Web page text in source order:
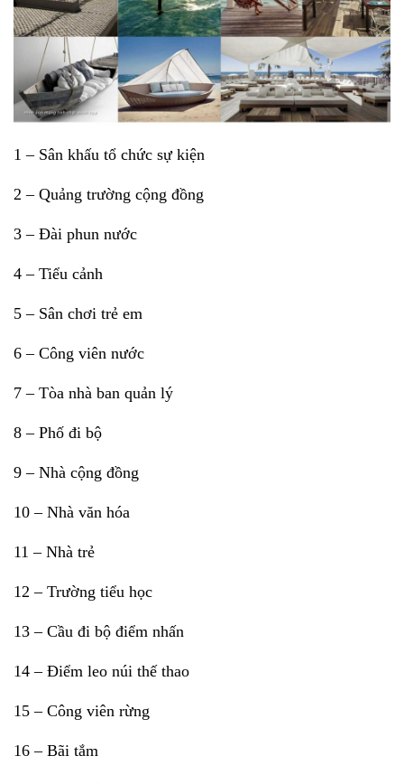
1 – Sân khấu tổ chức sự kiện
2 – Quảng trường cộng đồng
3 – Đài phun nước
4 – Tiểu cảnh
5 – Sân chơi trẻ em
6 – Công viên nước
7 – Tòa nhà ban quản lý
8 – Phố đi bộ
9 – Nhà cộng đồng
10 – Nhà văn hóa
11 – Nhà trẻ
12 – Trường tiểu học
13 – Cầu đi bộ điểm nhấn
14 – Điểm leo núi thế thao
15 – Công viên rừng
16 – Bãi tắm